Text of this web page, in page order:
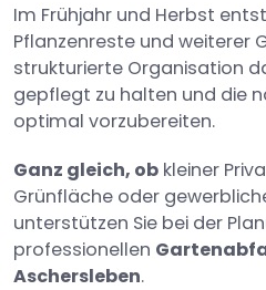
Im Frühjahr und Herbst
Pflanzenreste und weiterer
strukturierte Organisation
gepflegt zu halten und die
optimal vorzubereiten.
Ganz gleich, ob kleiner
Grünfläche oder
unterstützen Sie bei der
professionellen
Aschersleben.